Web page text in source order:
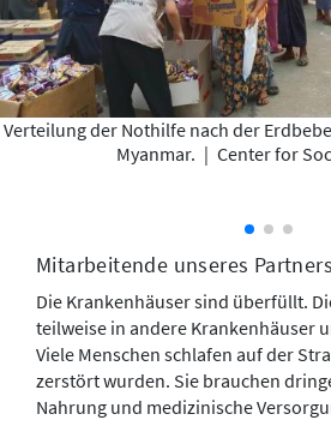
Verteilung der Nothilfe nach der
Myanmar. | Center for
Mitarbeitende unseres
Die Krankenhäuser sind überfüllt.
teilweise in andere Krankenhäuser
Viele Menschen schlafen auf der
zerstört wurden. Sie brauchen
Nahrung und medizinische